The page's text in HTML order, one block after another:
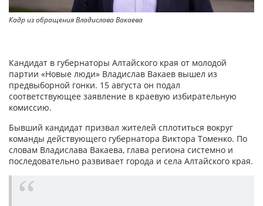
Кадр из обращения Владислава Вакаева
Кандидат в губернаторы Алтайского края от молодой
партии «Новые люди» Владислав Вакаев вышел из
предвыборной гонки. 15 августа он подал
соответствующее заявление в краевую избирательную
комиссию.
Бывший кандидат призвал жителей сплотиться вокруг
команды действующего губернатора Виктора Томенко. По
словам Владислава Вакаева, глава региона системно и
последовательно развивает города и села Алтайского края.